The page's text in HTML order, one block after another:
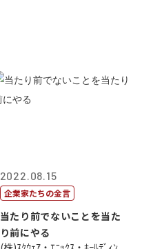
2022.08.15
企業家たちの金言
当たり前でないことを当た
り前にやる